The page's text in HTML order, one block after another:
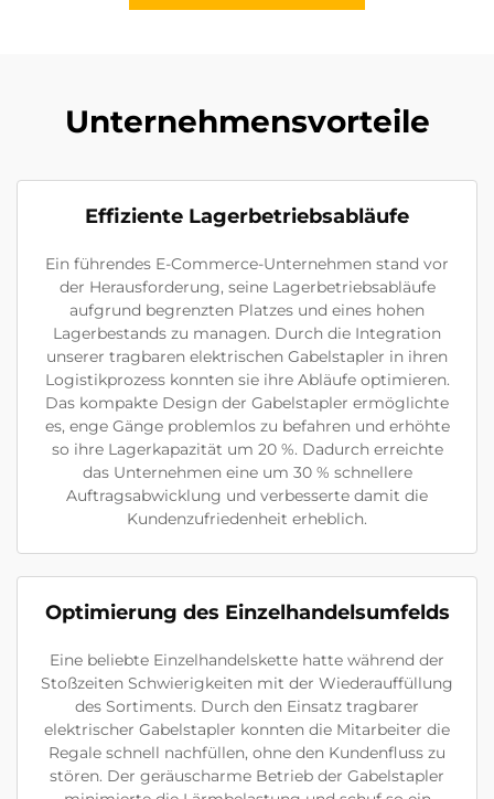
Unternehmensvorteile
Effiziente Lagerbetriebsabläufe
Ein führendes E-Commerce-Unternehmen stand vor
der Herausforderung, seine Lagerbetriebsabläufe
aufgrund begrenzten Platzes und eines hohen
Lagerbestands zu managen. Durch die Integration
unserer tragbaren elektrischen Gabelstapler in ihren
Logistikprozess konnten sie ihre Abläufe optimieren.
Das kompakte Design der Gabelstapler ermöglichte
es, enge Gänge problemlos zu befahren und erhöhte
so ihre Lagerkapazität um 20 %. Dadurch erreichte
das Unternehmen eine um 30 % schnellere
Auftragsabwicklung und verbesserte damit die
Kundenzufriedenheit erheblich.
Optimierung des Einzelhandelsumfelds
Eine beliebte Einzelhandelskette hatte während der
Stoßzeiten Schwierigkeiten mit der Wiederauffüllung
des Sortiments. Durch den Einsatz tragbarer
elektrischer Gabelstapler konnten die Mitarbeiter die
Regale schnell nachfüllen, ohne den Kundenfluss zu
stören. Der geräuscharme Betrieb der Gabelstapler